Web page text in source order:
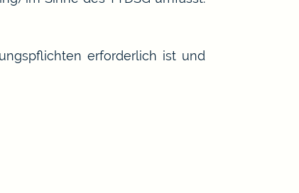
erforderlich ist und